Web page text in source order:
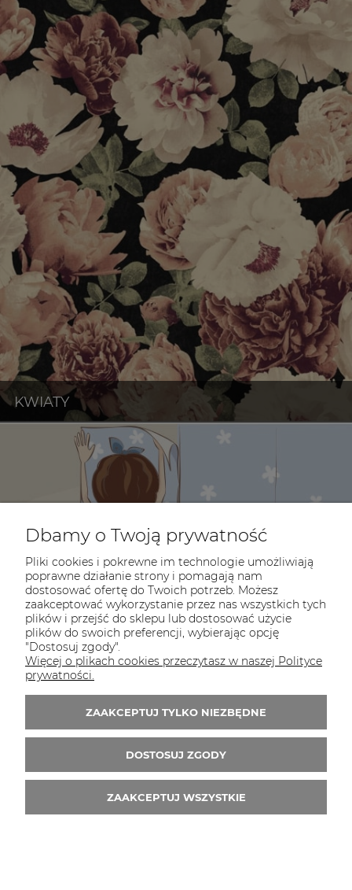
Dbamy o Twoją prywatność
Pliki cookies i pokrewne im technologie umożliwiają
poprawne działanie strony i pomagają nam
dostosować ofertę do Twoich potrzeb. Możesz
zaakceptować wykorzystanie przez nas wszystkich tych
plików i przejść do sklepu lub dostosować użycie
plików do swoich preferencji, wybierając opcję
"Dostosuj zgody".
Więcej o plikach cookies przeczytasz w naszej Polityce
prywatności.
ZAAKCEPTUJ TYLKO NIEZBĘDNE
DOSTOSUJ ZGODY
ZAAKCEPTUJ WSZYSTKIE